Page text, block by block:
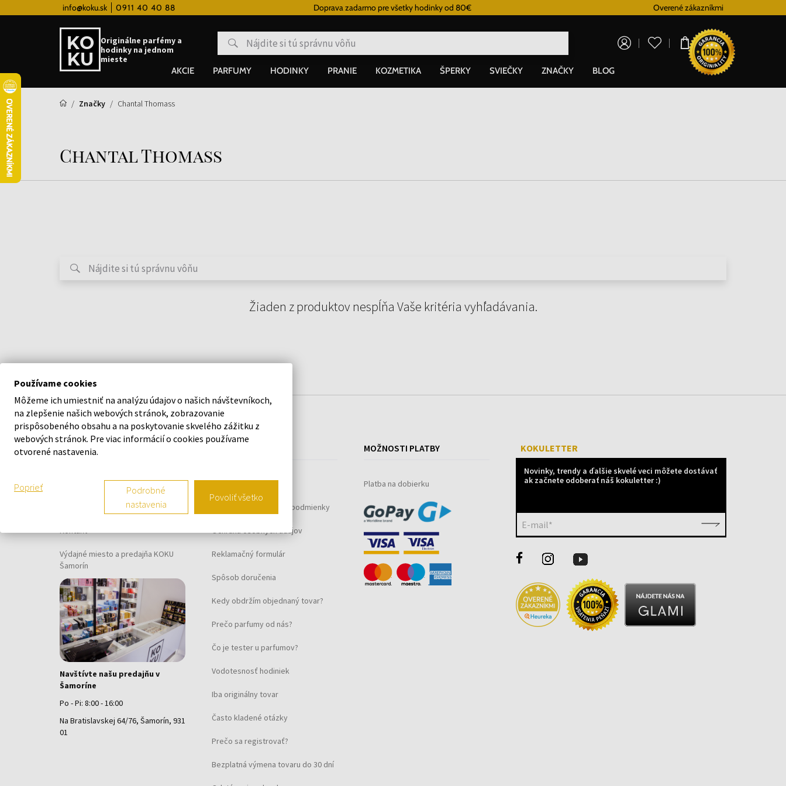
info@koku.sk 0911 40 40 88Vernostný systém Doprava zadarmo pre všetky hodinky od 80€ Overené zákazníkmi
Originálne parfémy a
hodinky na jednom
mieste
0,00 €
AKCIE PARFUMY HODINKY PRANIE KOZMETIKA ŠPERKY SVIEČKY ZNAČKY BLOG
Značky Chantal Thomass
Chantal Thomass
Žiaden z produktov nespĺňa Vaše kritéria vyhľadávania.
O SPOLOČNOSTI
Kontaktný formulár
Kontakt
Výdajné miesto a predajňa KOKU
Šamorín
Navštívte našu predajňu v
Šamoríne
Po - Pi: 8:00 - 16:00
Na Bratislavskej 64/76, Šamorín, 931
01
Vernostný systém
Všeobecné obchodné podmienky
Ochrana osobných údajov
Reklamačný formulár
Spôsob doručenia
Kedy obdržím objednaný tovar?
Prečo parfumy od nás?
Čo je tester u parfumov?
Vodotesnosť hodiniek
Iba originálny tovar
Často kladené otázky
Prečo sa registrovať?
Bezplatná výmena tovaru do 30 dní
MOŽNOSTI PLATBY
Platba na dobierku
KOKULETTER
Novinky, trendy a ďalšie skvelé veci môžete dostávať
ak začnete odoberať náš kokuletter :)
E-mail*
Používame cookies
Môžeme ich umiestniť na analýzu údajov o našich návštevníkoch,
na zlepšenie našich webových stránok, zobrazovanie
prispôsobeného obsahu a na poskytovanie skvelého zážitku z
webových stránok. Pre viac informácií o cookies používame
otvorené nastavenia.
Poprieť
Podrobné
nastavenia
Povoliť všetko